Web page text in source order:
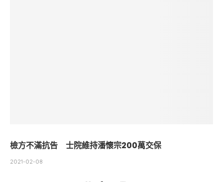
檢方不滿抗告 士院維持潘懷宗200萬交保
2021-02-08